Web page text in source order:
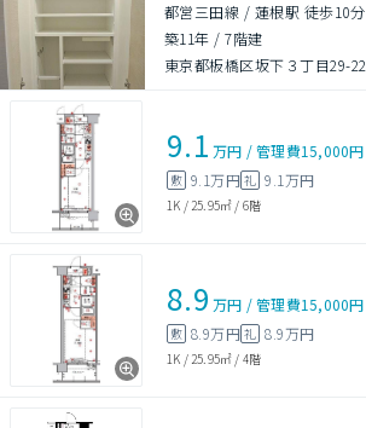
都営三田線 / 蓮根駅 徒歩10分
築11年 /7階建
東京都板橋区坂下３丁目29-22
9.1 万円 /管理費15,000円
敷 9.1万円礼 9.1万円
1K / 25.95㎡ / 6階
8.9 万円 /管理費15,000円
敷 8.9万円礼 8.9万円
1K / 25.95㎡ / 4階